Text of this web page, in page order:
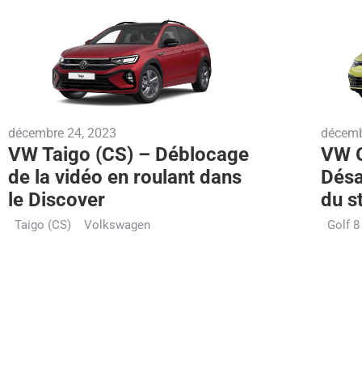
décembre 24, 2023
VW Taigo (CS) – Déblocage
de la vidéo en roulant dans
le Discover
Taigo (CS) Volkswagen
VW
du
Golf 8